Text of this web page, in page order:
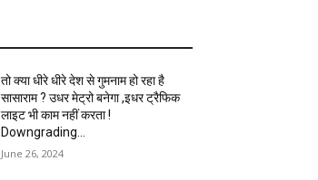
तो क्या धीरे धीरे देश से गुमनाम हो रहा है
सासाराम ? उधर मेट्रो बनेगा ,इधर ट्रैफिक
लाइट भी काम नहीं करता !
Downgrading...
June 26, 2024